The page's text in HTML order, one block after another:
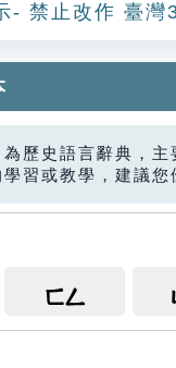
- 禁止改作 臺灣
為歷史語言辭典，
習或教學，建議
ㄈㄥ